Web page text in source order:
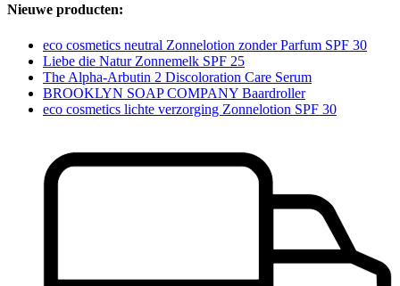
Nieuwe producten:
eco cosmetics neutral Zonnelotion zonder Parfum SPF 30
Liebe die Natur Zonnemelk SPF 25
The Alpha-Arbutin 2 Discoloration Care Serum
BROOKLYN SOAP COMPANY Baardroller
eco cosmetics lichte verzorging Zonnelotion SPF 30